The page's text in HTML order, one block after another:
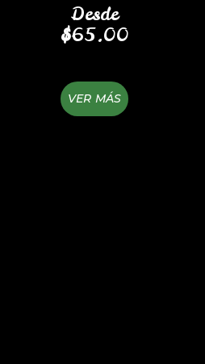
Desde
$65.00
VER MÁS